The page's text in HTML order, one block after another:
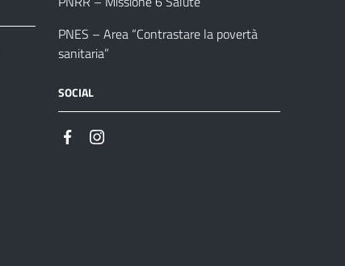
PNES – Area “Contrastare la povertà
sanitaria”
SOCIAL